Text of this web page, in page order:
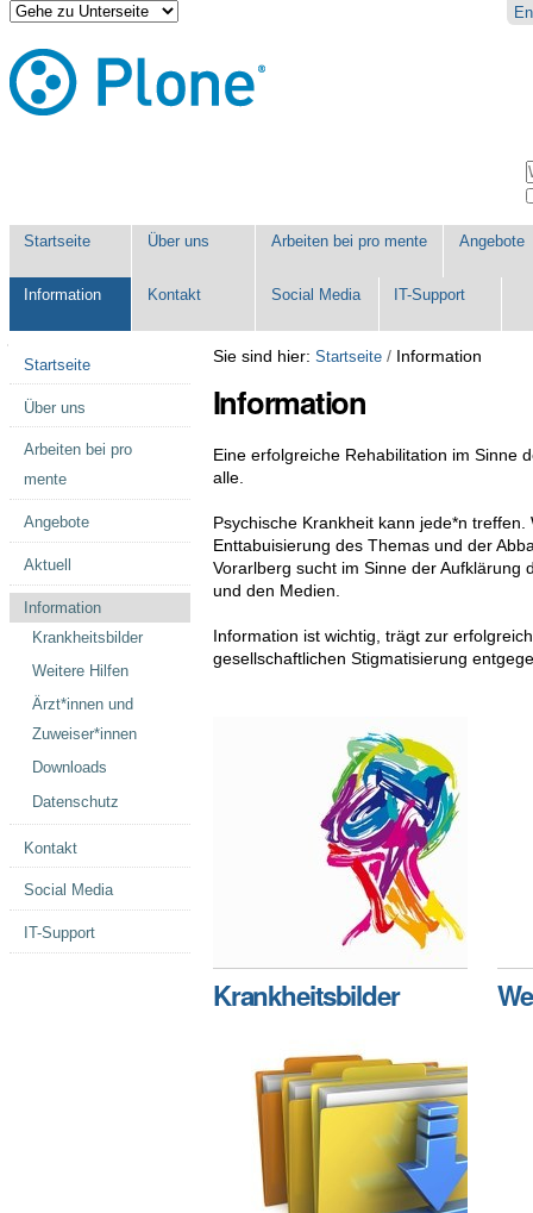
Direkt
zum
Inhalt
|
Direkt
zur
Benutzerspezifische
Werkzeuge
Startseite Über uns Arbeiten bei pro mente Angebote
Information Kontakt Social Media IT-Support
Sie sind hier: Startseite / Information
Information
Eine erfolgreiche Rehabilitation im Sinne
alle.
Psychische Krankheit kann jede*n treffen.
Enttabuisierung des Themas und der
Vorarlberg sucht im Sinne der Aufklärung
und den Medien.
Information ist wichtig, trägt zur
gesellschaftlichen Stigmatisierung
Krankheitsbilder
Startseite
Über uns
Arbeiten bei pro
mente
Angebote
Aktuell
Information
Krankheitsbilder
Weitere Hilfen
Ärzt*innen und
Zuweiser*innen
Downloads
Datenschutz
Kontakt
Social Media
IT-Support